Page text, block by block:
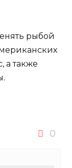
рыбой
а также
0